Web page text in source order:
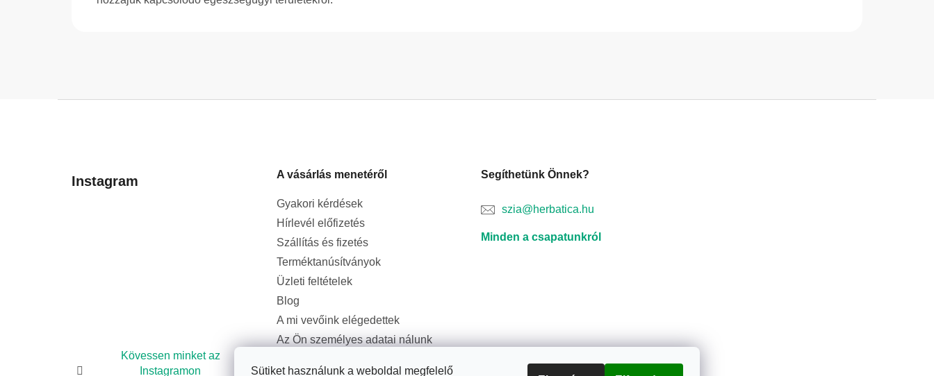
Sütiket használunk a weboldal megfelelő
Instagram
Kövessen minket az
Instagramon
A vásárlás menetéről
Gyakori kérdések
Hírlevél előfizetés
Szállítás és fizetés
Terméktanúsítványok
Üzleti feltételek
Blog
A mi vevőink elégedettek
Az Ön személyes adatai nálunk
Segíthetünk Önnek?
szia@herbatica.hu
Minden a csapatunkról